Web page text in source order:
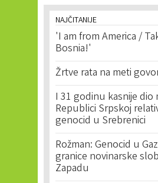
NAJČITANIJE
'I am from America /
Bosnia!'
Žrtve rata na meti
I 31 godinu kasnije dio
Republici Srpskoj
genocid u Srebrenici
Rožman: Genocid u
granice novinarske
Zapadu